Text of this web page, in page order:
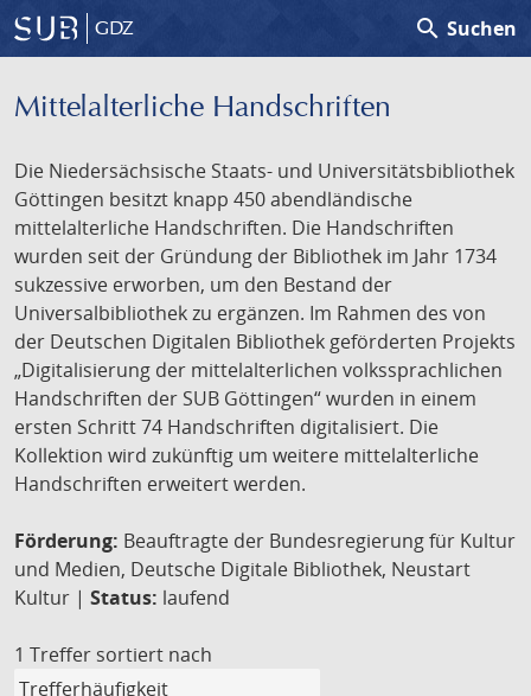
GDZ search Suchen
Mittelalterliche Handschriften
Die Niedersächsische Staats- und Universitätsbibliothek
Göttingen besitzt knapp 450 abendländische
mittelalterliche Handschriften. Die Handschriften
wurden seit der Gründung der Bibliothek im Jahr 1734
sukzessive erworben, um den Bestand der
Universalbibliothek zu ergänzen. Im Rahmen des von
der Deutschen Digitalen Bibliothek geförderten Projekts
„Digitalisierung der mittelalterlichen volkssprachlichen
Handschriften der SUB Göttingen“ wurden in einem
ersten Schritt 74 Handschriften digitalisiert. Die
Kollektion wird zukünftig um weitere mittelalterliche
Handschriften erweitert werden.
Förderung: Beauftragte der Bundesregierung für Kultur
und Medien, Deutsche Digitale Bibliothek, Neustart
Kultur | Status: laufend
1 Treffer sortiert nach